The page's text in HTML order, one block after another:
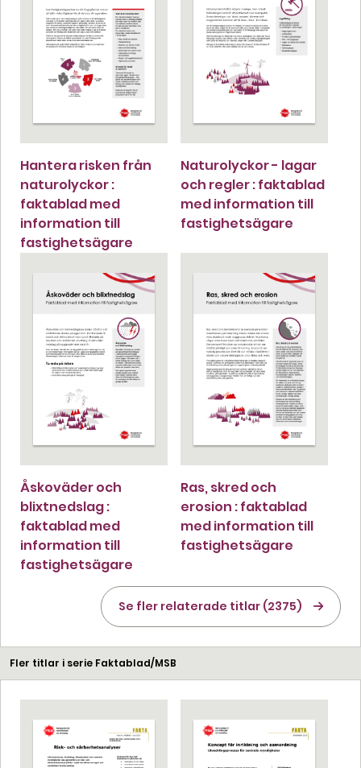
Hantera risken från
naturolyckor :
faktablad med
information till
fastighetsägare
Naturolyckor - lagar
och regler : faktablad
med information till
fastighetsägare
Åskoväder och
blixtnedslag :
faktablad med
information till
fastighetsägare
Ras, skred och
erosion : faktablad
med information till
fastighetsägare
Se fler relaterade titlar (2375)
Fler titlar i serie Faktablad/MSB